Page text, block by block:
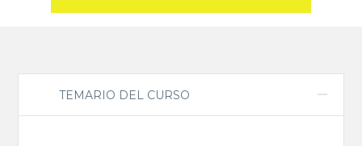
TEMARIO DEL CURSO